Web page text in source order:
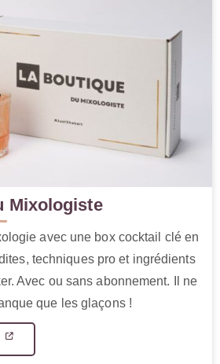
Mixologiste
avec une box cocktail clé en
techniques pro et ingrédients
Avec ou sans abonnement. Il ne
que les glaçons !